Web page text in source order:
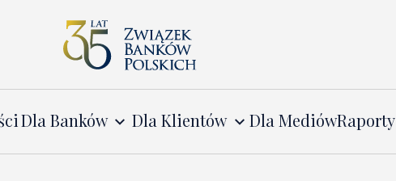
Dla Banków Dla Klientów Dla MediówRaporty